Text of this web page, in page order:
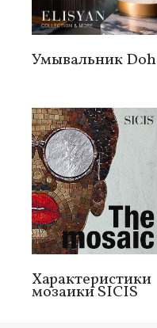
Умывальник Doh
Характеристики
мозаики SICIS